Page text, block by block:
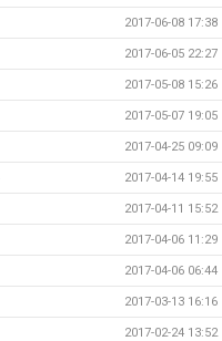
2017-06-08 17:38
2017-06-05 22:27
2017-05-08 15:26
2017-05-07 19:05
2017-04-25 09:09
2017-04-14 19:55
2017-04-11 15:52
2017-04-06 11:29
2017-04-06 06:44
2017-03-13 16:16
2017-02-24 13:52